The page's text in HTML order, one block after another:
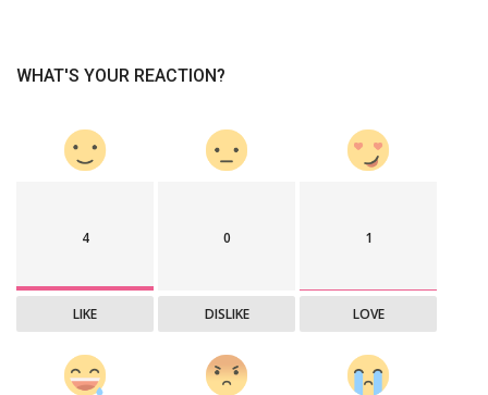
WHAT'S YOUR REACTION?
4
LIKE
0
DISLIKE
1
LOVE